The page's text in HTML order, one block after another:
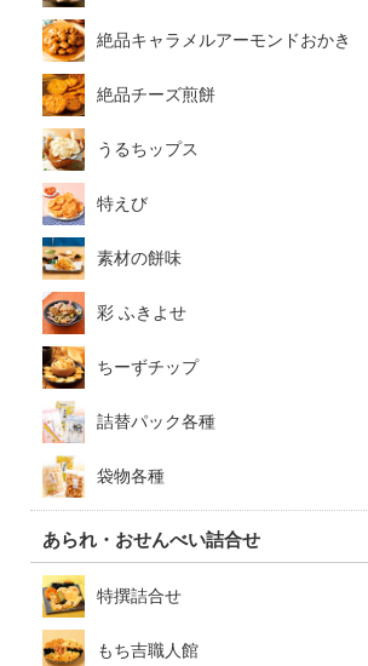
絶品キャラメルアーモンドおかき
絶品チーズ煎餅
うるちップス
特えび
素材の餅味
彩 ふきよせ
ちーずチップ
詰替パック各種
袋物各種
あられ・おせんべい詰合せ
特撰詰合せ
もち吉職人館